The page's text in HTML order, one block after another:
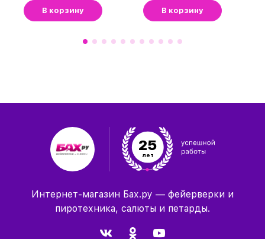
В корзину В корзину
25
лет
Интернет-магазин Бах.ру — фейерверки и
пиротехника, салюты и петарды.